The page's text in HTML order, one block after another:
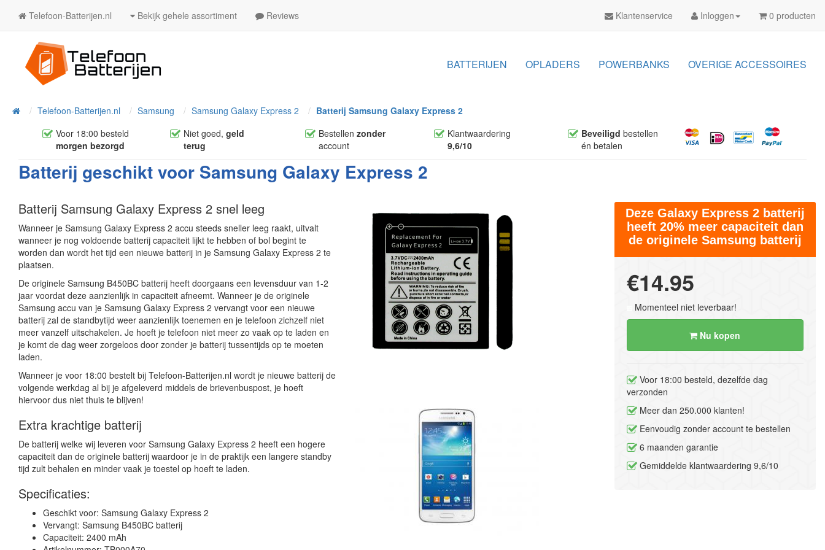
Telefoon-Batterijen.nl Bekijk gehele assortiment Reviews Klantenservice Inloggen 0 producten
BATTERIJEN OPLADERS POWERBANKS OVERIGE ACCESSOIRES
HomeTelefoon-Batterijen.nl Samsung Samsung Galaxy Express 2
Batterij Samsung Galaxy Express 2
Voor 18:00 besteld
morgen bezorgd
Niet goed,geld
terug
Bestellen zonder
account
Klantwaardering
9,6/10
Beveiligd bestellen
én betalen
Batterij geschikt voor Samsung Galaxy Express 2
Deze Galaxy Express 2 batterij
heeft 20% meer capaciteit dan
de originele Samsung batterij
€14.95
Momenteel niet leverbaar!
Nu kopen
Voor 18:00 besteld, dezelfde dag
verzonden
Meer dan 250.000 klanten!
Eenvoudig zonder account te bestellen
6 maanden garantie
Gemiddelde klantwaardering 9,6/10
Batterij Samsung Galaxy Express 2 snel leeg
Wanneer je Samsung Galaxy Express 2 accu steeds sneller leeg raakt, uitvalt
wanneer je nog voldoende batterij capaciteit lijkt te hebben of bol begint te
worden dan wordt het tijd een nieuwe batterij in je Samsung Galaxy Express 2 te
plaatsen.
De originele Samsung B450BC batterij heeft doorgaans een levensduur van 1-2
jaar voordat deze aanzienlijk in capaciteit afneemt. Wanneer je de originele
Samsung accu van je Samsung Galaxy Express 2 vervangt voor een nieuwe
batterij zal de standbytijd weer aanzienlijk toenemen en je telefoon zichzelf niet
meer vanzelf uitschakelen. Je hoeft je telefoon niet meer zo vaak op te laden en
je komt de dag weer zorgeloos door zonder je batterij tussentijds op te moeten
laden.
Wanneer je voor 18:00 bestelt bij Telefoon-Batterijen.nl wordt je nieuwe batterij de
volgende werkdag al bij je afgeleverd middels de brievenbuspost, je hoeft
hiervoor dus niet thuis te blijven!
Extra krachtige batterij
De batterij welke wij leveren voor Samsung Galaxy Express 2 heeft een hogere
capaciteit dan de originele batterij waardoor je in de praktijk een langere standby
tijd zult behalen en minder vaak je toestel op hoeft te laden.
Specificaties:
Geschikt voor: Samsung Galaxy Express 2
Vervangt: Samsung B450BC batterij
Capaciteit: 2400 mAh